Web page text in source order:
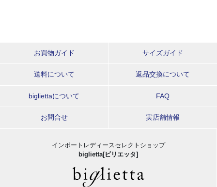
お買物ガイド サイズガイド
送料について 返品交換について
bigliettaについて FAQ
お問合せ 実店舗情報
インポートレディースセレクトショップ
biglietta[ビリエッタ]